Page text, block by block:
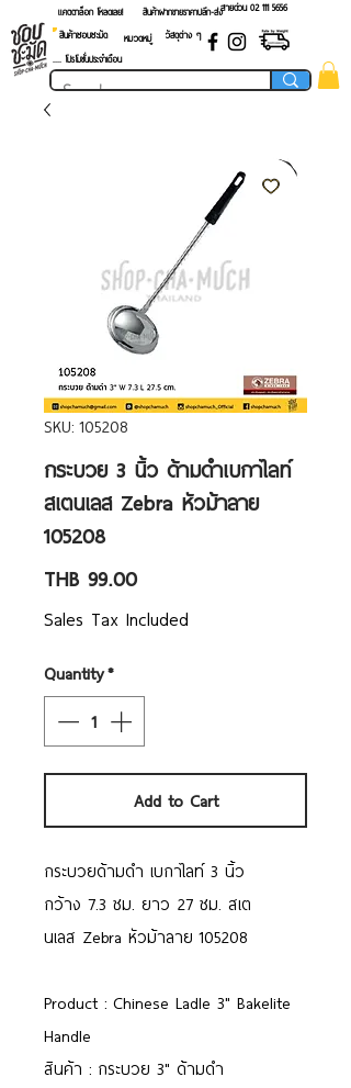
แคตตาล็อก โหลดเลย! สายด่วน 02 ​111 5656
สินค้าฝากขายราคาปลีก-ส่ง
สินค้าชอบชะมัด
หมวดหมู่
วัสดุต่าง ๆ
.... โปรโมชั่นประจำเดือน
SKU: 105208
กระบวย 3 นิ้ว ด้ามดำเบกาไลท์
สเตนเลส Zebra หัวม้าลาย
105208
THB 99.00Price
Sales Tax Included
Quantity*
Add to Cart
กระบวยด้ามดำ เบกาไลท์ 3 นิ้ว
กว้าง 7.3 ซม. ยาว 27 ซม. สเต
นเลส Zebra หัวม้าลาย 105208
Product : Chinese Ladle 3" Bakelite
Handle
สินค้า : กระบวย 3" ด้ามดำ